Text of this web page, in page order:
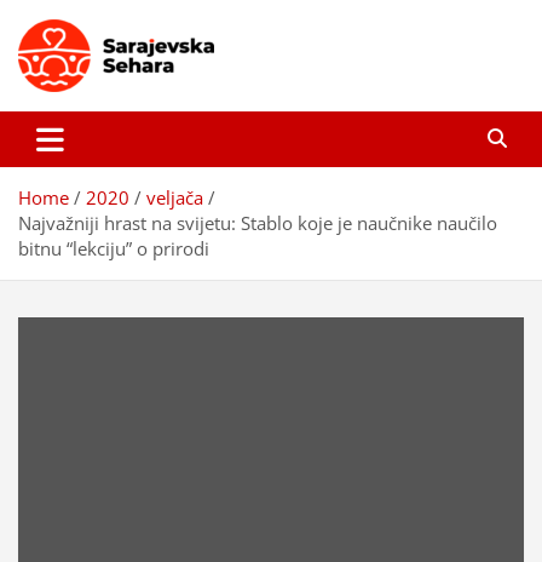
content
Sarajevska sehara
Home 2020
veljača
Najvažniji hrast na svijetu: Stablo koje je naučnike naučilo
bitnu “lekciju” o prirodi